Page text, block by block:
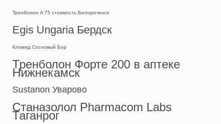
Тренболон A 75 стоимость Белореченск
Egis Ungaria Бердск
Кломид Сосновый Бор
Тренболон Форте 200 в аптеке
Нижнекамск
Sustanon Уварово
Станазолол Pharmacom Labs
Таганрог